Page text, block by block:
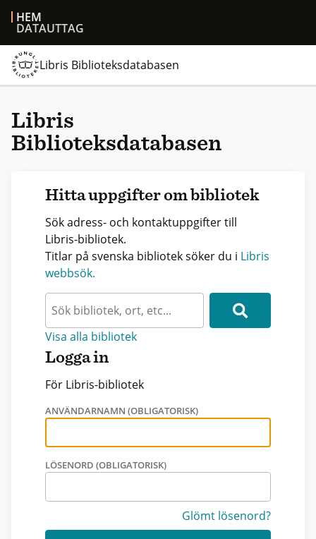
HEM
DATAUTTAG
Libris Biblioteksdatabasen
Libris
Biblioteksdatabasen
Hitta uppgifter om bibliotek
Sök adress- och kontaktuppgifter till
Libris-bibliotek.
Titlar på svenska bibliotek söker du i Libris
webbsök.
Visa alla bibliotek
Logga in
För Libris-bibliotek
ANVÄNDARNAMN (OBLIGATORISK)
LÖSENORD (OBLIGATORISK)
Glömt lösenord?